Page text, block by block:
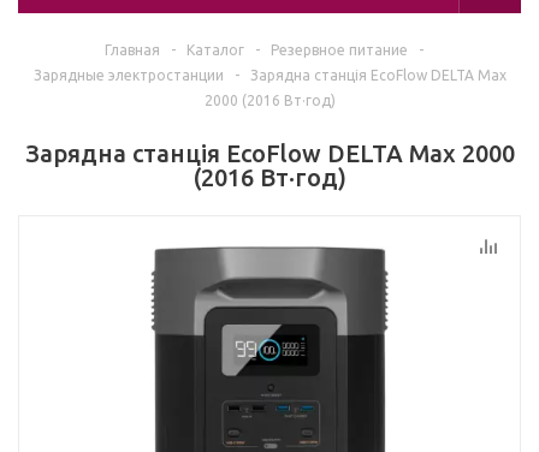
Главная - Каталог - Резервное питание
-
Зарядные электростанции
-
Зарядна станція EcoFlow DELTA Max
2000 (2016 Вт·год)
Зарядна станція EcoFlow DELTA Max 2000
(2016 Вт·год)